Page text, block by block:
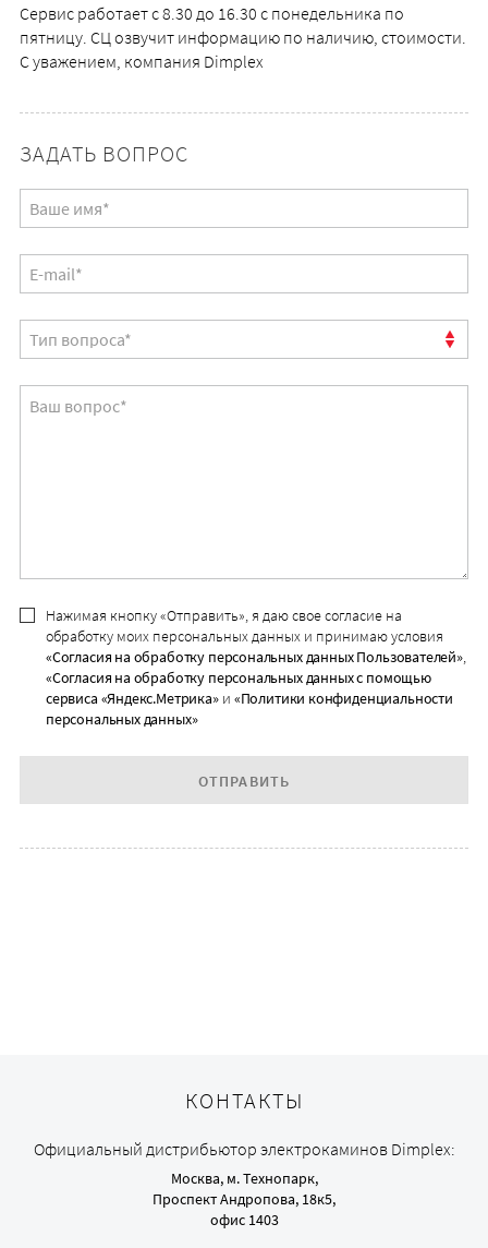
Сервис работает с 8.30 до 16.30 с понедельника по
пятницу. СЦ озвучит информацию по наличию, стоимости.
С уважением, компания Dimplex
ЗАДАТЬ ВОПРОС
Нажимая кнопку «Отправить», я даю свое согласие на
обработку моих персональных данных и принимаю условия
«Согласия на обработку персональных данных Пользователей»,
«Согласия на обработку персональных данных с помощью
сервиса «Яндекс.Метрика»и «Политики конфиденциальности
персональных данных»
ОТПРАВИТЬ
КОНТАКТЫ
Официальный дистрибьютор электрокаминов Dimplex:
Москва, м. Технопарк,
Проспект Андропова, 18к5,
офис 1403